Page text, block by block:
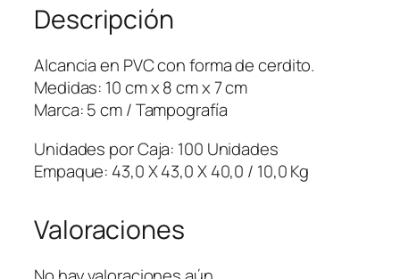
M
i
n
i
P
g
g
a
Descripción
Alcancia en PVC con forma de cerdito.
Medidas: 10 cm x 8 cm x 7 cm
Marca: 5 cm / Tampografía
Unidades por Caja: 100 Unidades
Empaque: 43,0 X 43,0 X 40,0 / 10,0 Kg
Valoraciones